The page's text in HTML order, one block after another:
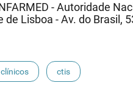
- Autoridade
de Lisboa - Av. do Brasil,
ctis